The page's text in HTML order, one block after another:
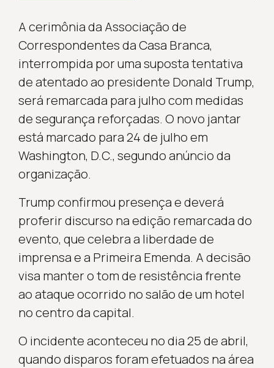
A cerimônia da Associação de
Correspondentes da Casa Branca,
interrompida por uma suposta tentativa
de atentado ao presidente Donald Trump,
será remarcada para julho com medidas
de segurança reforçadas. O novo jantar
está marcado para 24 de julho em
Washington, D.C., segundo anúncio da
organização.
Trump confirmou presença e deverá
proferir discurso na edição remarcada do
evento, que celebra a liberdade de
imprensa e a Primeira Emenda. A decisão
visa manter o tom de resistência frente
ao ataque ocorrido no salão de um hotel
no centro da capital.
O incidente aconteceu no dia 25 de abril,
quando disparos foram efetuados na área